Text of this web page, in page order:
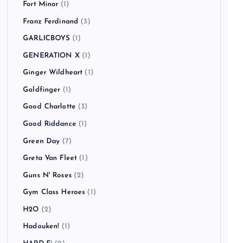
Fort Minor (1)
Franz Ferdinand (3)
GARLICBOYS (1)
GENERATION X (1)
Ginger Wildheart (1)
Goldfinger (1)
Good Charlotte (3)
Good Riddance (1)
Green Day (7)
Greta Van Fleet (1)
Guns N' Roses(2)
Gym Class Heroes (1)
H2O (2)
Hadouken! (1)